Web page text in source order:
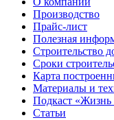
Производство
Прайс-лист
Полезная
Строительство
Сроки
Карта
Материалы и
Подкаст «Жизнь
Статьи